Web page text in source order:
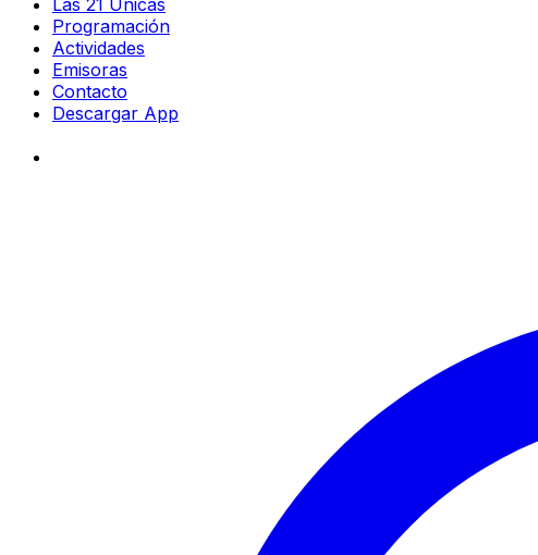
Las 21 Únicas
Programación
Actividades
Emisoras
Contacto
Descargar App